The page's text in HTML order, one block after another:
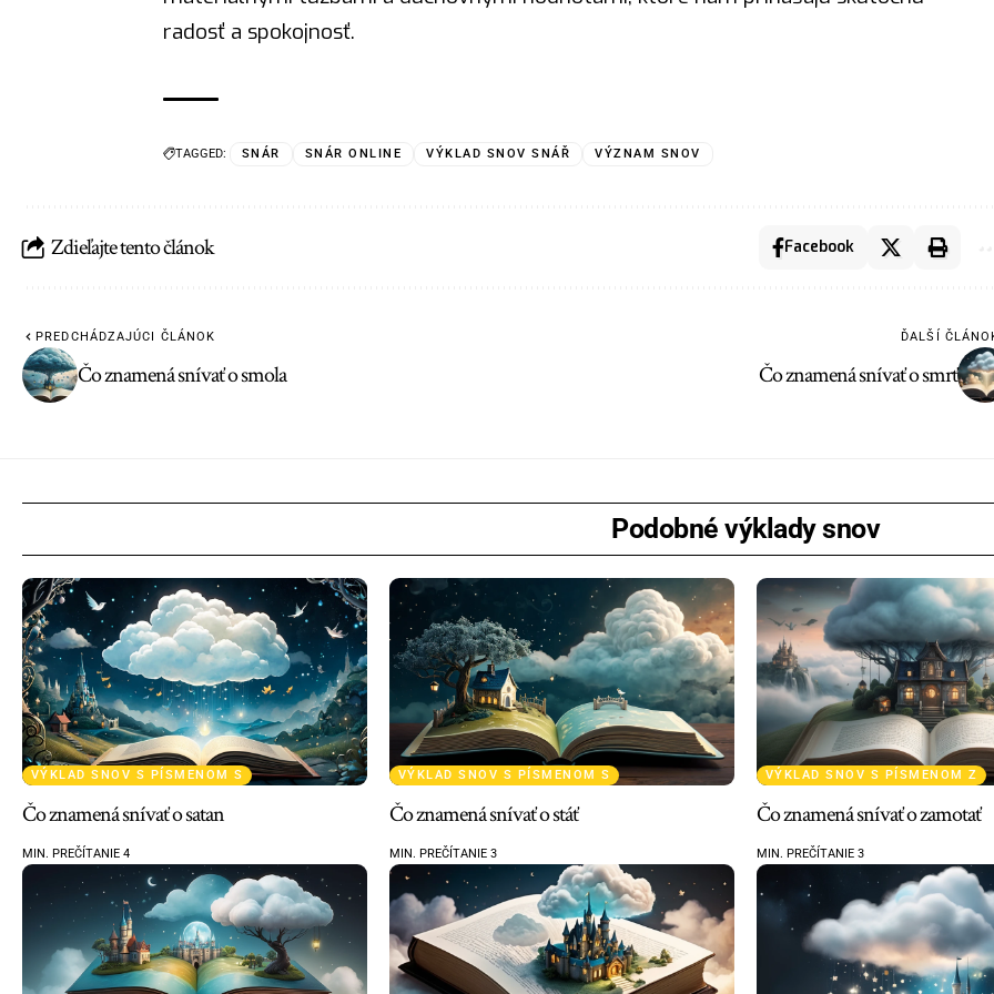
radosťa spokojnosť.
TAGGED: SNÁR SNÁR ONLINE VÝKLAD SNOV SNÁŘ VÝZNAM SNOV
Zdieľajte tento článok Facebook
PREDCHÁDZAJÚCI ČLÁNOK
Čo znamená snívať o smola
ĎALŠÍ
Čo znamená snívať o smrť
Podobné výklady snov
VÝKLAD SNOV S PÍSMENOM S
Čo znamená snívať o satan
MIN. PREČÍTANIE 4
VÝKLAD SNOV S PÍSMENOM S
Čo znamená snívať o stáť
MIN. PREČÍTANIE 3
VÝKLAD SNOV S PÍSMENOM Z
Čo znamená snívať o zamotať
MIN. PREČÍTANIE 3